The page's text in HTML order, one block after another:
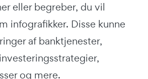
eller begreber, du vil
infografikker. Disse kunne
af banktjenester,
og mere.